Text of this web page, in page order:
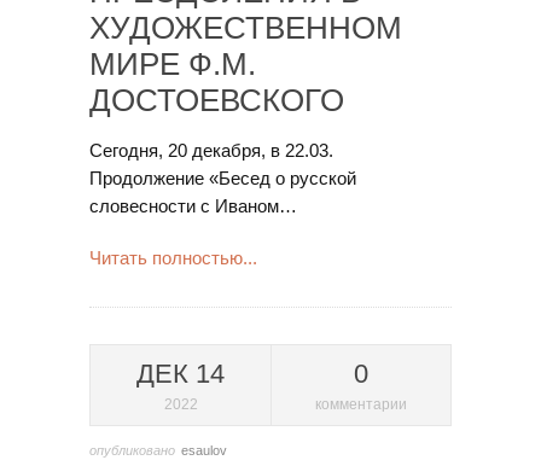
ХУДОЖЕСТВЕННОМ
МИРЕ Ф.М.
ДОСТОЕВСКОГО
Сегодня, 20 декабря, в 22.03.
Продолжение «Бесед о русской
словесности с Иваном…
Читать полностью...
ДЕК 14
2022
0
комментарии
опубликовано esaulov